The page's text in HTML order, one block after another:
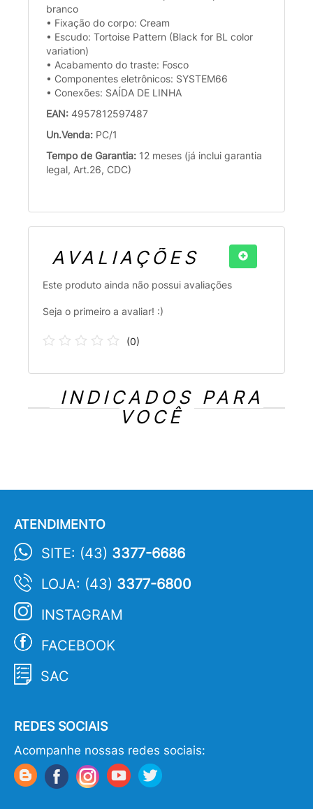
branco
• Fixação do corpo: Cream
• Escudo: Tortoise Pattern (Black for BL color
variation)
• Acabamento do traste: Fosco
• Componentes eletrônicos: SYSTEM66
• Conexões: SAÍDA DE LINHA
EAN: 4957812597487
Un.Venda: PC/1
Tempo de Garantia: 12 meses (já inclui garantia
legal, Art.26, CDC)
AVALIAÇÕES
Este produto ainda não possui avaliações
Seja o primeiro a avaliar! :)
(0)
INDICADOS PARA
VOCÊ
ATENDIMENTO
SITE: (43) 3377-6686
LOJA: (43) 3377-6800
INSTAGRAM
FACEBOOK
SAC
REDES SOCIAIS
Acompanhe nossas redes sociais: